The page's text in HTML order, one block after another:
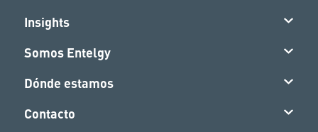
Insights
Somos Entelgy
Dónde estamos
Contacto